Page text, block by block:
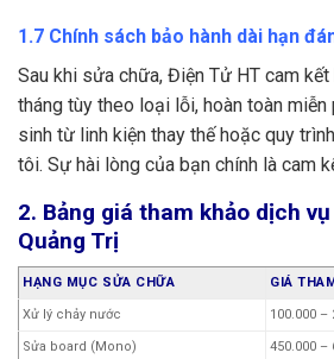
1.7 Chính sách bảo hành dài hạn
Sau khi sửa chữa, Điện Tử HT cam
tháng tùy theo loại lỗi, hoàn toàn
sinh từ linh kiện thay thế hoặc quy
tôi. Sự hài lòng của bạn chính là cam
2. Bảng giá tham khảo dịch
Quảng Trị
HẠNG MỤC SỬA CHỮA GIÁ
Xử lý chảy nước 100.000 –
Sửa board (Mono) 450.000 –